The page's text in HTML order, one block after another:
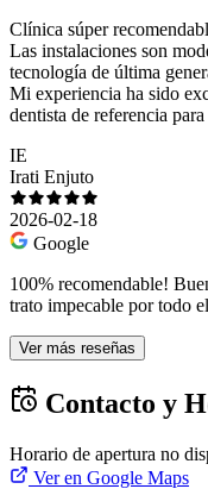
Clínica súper
Las instalaciones son
tecnología de última
Mi experiencia ha sido
dentista de referencia
IE
Irati Enjuto
2026-02-18
Google
100% recomendable!
trato impecable por todo
Ver más reseñas
Contacto y
Horario de apertura no
Ver en Google Maps